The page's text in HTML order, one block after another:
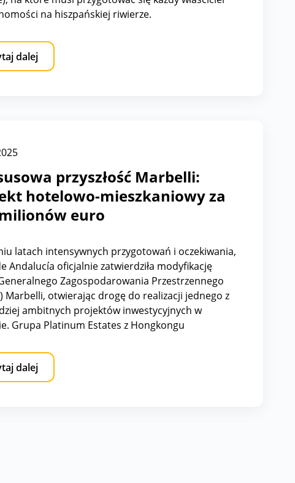
nieruchomości w Hiszpanii przejdziemy teraz
stałych, cyklicznie płaconych (miesięcznie oraz
na które musi przygotować się każdy właściciel
przyszłość Marbelli:
hotelowo-mieszkaniowy za
milionów euro
latach intensywnych przygotowań i oczekiwania,